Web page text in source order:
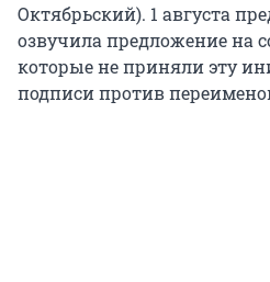
Октябрьский). 1 августа
озвучила предложение на
которые не приняли эту
подписи против